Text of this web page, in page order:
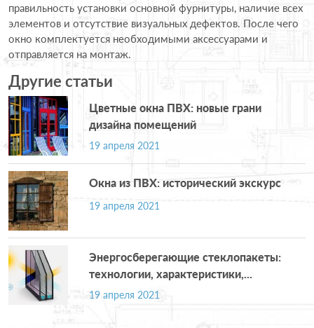
правильность установки основной фурнитуры, наличие всех
элементов и отсутствие визуальных дефектов. После чего
окно комплектуется необходимыми аксессуарами и
отправляется на монтаж.
Другие статьи
Цветные окна ПВХ: новые грани
дизайна помещений
19 апреля 2021
Окна из ПВХ: исторический экскурс
19 апреля 2021
Энергосберегающие стеклопакеты:
технологии, характеристики,...
19 апреля 2021